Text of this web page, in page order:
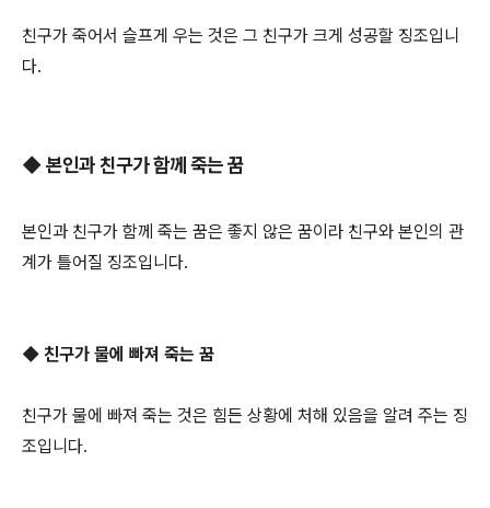
친구가 죽어서 슬프게 우는 것은 그 친구가 크게 성공할 징조입니
다.
◆ 본인과 친구가 함께 죽는 꿈
본인과 친구가 함께 죽는 꿈은 좋지 않은 꿈이라 친구와 본인의 관
계가 틀어질 징조입니다.
◆ 친구가 물에 빠져 죽는 꿈
친구가 물에 빠져 죽는 것은 힘든 상황에 처해 있음을 알려 주는 징
조입니다.